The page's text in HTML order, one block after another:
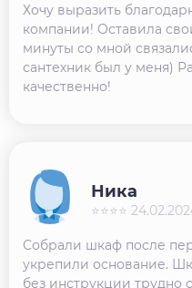
Хочу выразить
компании! Оставила
минуты со мной
сантехник был у меня)
качественно!
Собрали шкаф после
укрепили основание.
без инструкции трудно
Ника
⭐⭐⭐⭐